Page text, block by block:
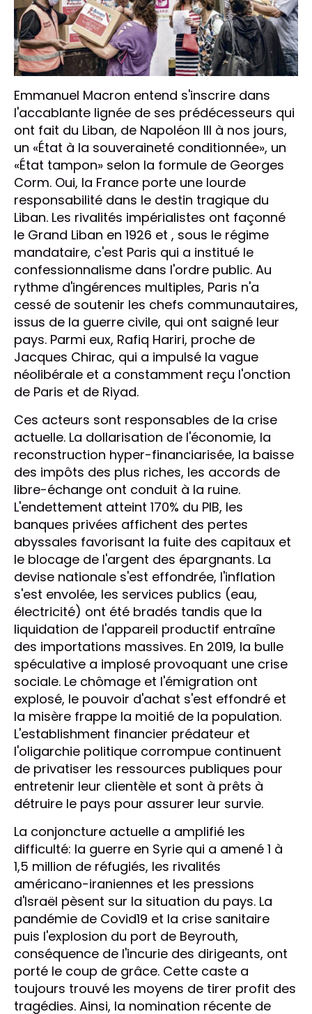
Emmanuel Macron entend s'inscrire dans
l'accablante lignée de ses prédécesseurs qui
ont fait du Liban, de Napoléon III à nos jours,
un «État à la souveraineté conditionnée», un
«État tampon» selon la formule de Georges
Corm. Oui, la France porte une lourde
responsabilité dans le destin tragique du
Liban. Les rivalités impérialistes ont façonné
le Grand Liban en 1926 et , sous le régime
mandataire, c'est Paris qui a institué le
confessionnalisme dans l'ordre public. Au
rythme d'ingérences multiples, Paris n'a
cessé de soutenir les chefs communautaires,
issus de la guerre civile, qui ont saigné leur
pays. Parmi eux, Rafiq Hariri, proche de
Jacques Chirac, qui a impulsé la vague
néolibérale et a constamment reçu l'onction
de Paris et de Riyad.
Ces acteurs sont responsables de la crise
actuelle. La dollarisation de l'économie, la
reconstruction hyper-financiarisée, la baisse
des impôts des plus riches, les accords de
libre-échange ont conduit à la ruine.
L'endettement atteint 170% du PIB, les
banques privées affichent des pertes
abyssales favorisant la fuite des capitaux et
le blocage de l'argent des épargnants. La
devise nationale s'est effondrée, l'inflation
s'est envolée, les services publics (eau,
électricité) ont été bradés tandis que la
liquidation de l'appareil productif entraîne
des importations massives. En 2019, la bulle
spéculative a implosé provoquant une crise
sociale. Le chômage et l'émigration ont
explosé, le pouvoir d'achat s'est effondré et
la misère frappe la moitié de la population.
L'establishment financier prédateur et
l'oligarchie politique corrompue continuent
de privatiser les ressources publiques pour
entretenir leur clientèle et sont à prêts à
détruire le pays pour assurer leur survie.
La conjoncture actuelle a amplifié les
difficulté: la guerre en Syrie qui a amené 1 à
1,5 million de réfugiés, les rivalités
américano-iraniennes et les pressions
d'Israël pèsent sur la situation du pays. La
pandémie de Covid19 et la crise sanitaire
puis l'explosion du port de Beyrouth,
conséquence de l'incurie des dirigeants, ont
porté le coup de grâce. Cette caste a
toujours trouvé les moyens de tirer profit des
tragédies. Ainsi, la nomination récente de